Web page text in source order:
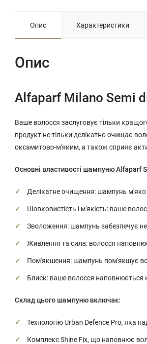
Опис Характеристики
Опис
Alfaparf Milano Semi
Ваше волосся заслуговує тільки
продукт не тільки делікатно очищає
оксамитово-м'яким, а також сприяє
Основні властивості шампуню Alfaparf
Делікатне очищення: шампунь м'яко
Шовковистість і м'якість: ваше
Зволоження: шампунь забезпечує
Живлення та сила: волосся
Пом'якшення: шампунь пом'якшує
Блиск: ваше волосся наповнюється
Склад цього шампуню включає:
Технологію Urban Defence Pro, яка
Комплекс Shine Fix, що наповнює